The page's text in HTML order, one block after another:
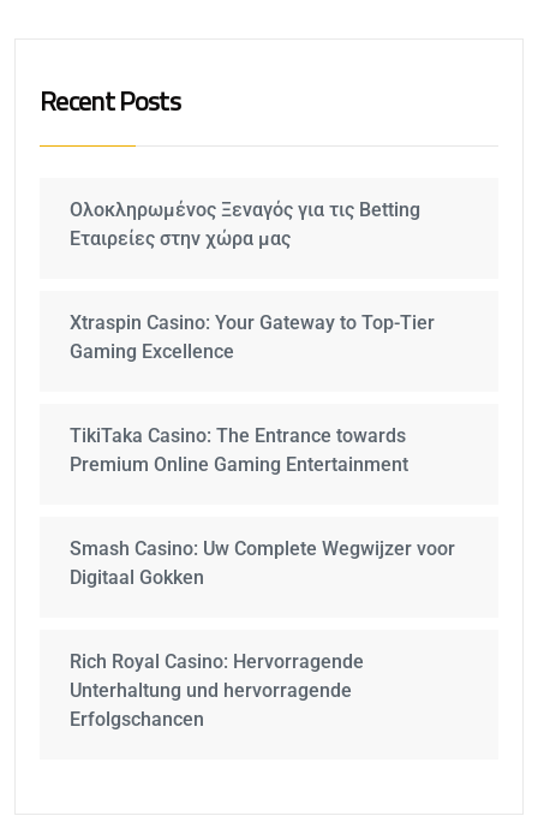
Recent Posts
Ολοκληρωμένος Ξεναγός για τις Betting
Εταιρείες στην χώρα μας
Xtraspin Casino: Your Gateway to Top-Tier
Gaming Excellence
TikiTaka Casino: The Entrance towards
Premium Online Gaming Entertainment
Smash Casino: Uw Complete Wegwijzer voor
Digitaal Gokken
Rich Royal Casino: Hervorragende
Unterhaltung und hervorragende
Erfolgschancen